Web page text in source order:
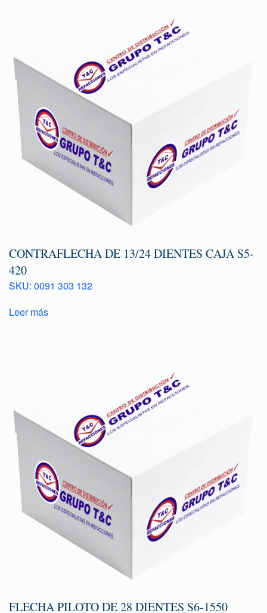
CONTRAFLECHA DE 13/24 DIENTES CAJA S5-
420
SKU: 0091 303 132
Leer más
FLECHA PILOTO DE 28 DIENTES S6-1550